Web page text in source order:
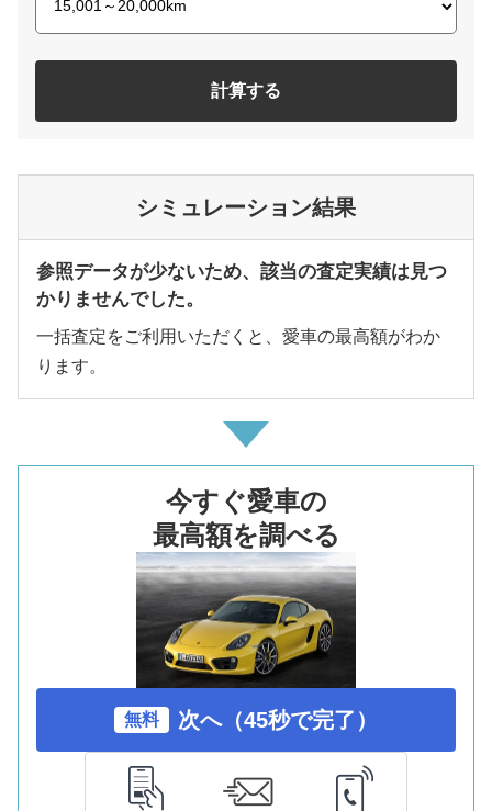
計算する
シミュレーション結果
参照データが少ないため、該当の査定実績は見つ
かりませんでした。
一括査定をご利用いただくと、愛車の最高額がわか
ります。
今すぐ愛車の
最高額を調べる
無料 次へ（45秒で完了）